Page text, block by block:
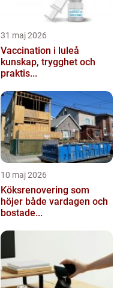
31 maj 2026
Vaccination i luleå
kunskap, trygghet och
praktis...
10 maj 2026
Köksrenovering som
höjer både vardagen och
bostade...